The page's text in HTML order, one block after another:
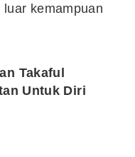
kemampuan
Takaful
Untuk Diri